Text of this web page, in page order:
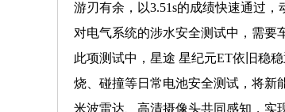
游刃有余，以3.51s的成绩快速通过
对电气系统的涉水安全测试中，需要
此项测试中，星途 星纪元ET依旧稳
烧、碰撞等日常电池安全测试，将新
米波雷达、高清摄像头共同感知，实